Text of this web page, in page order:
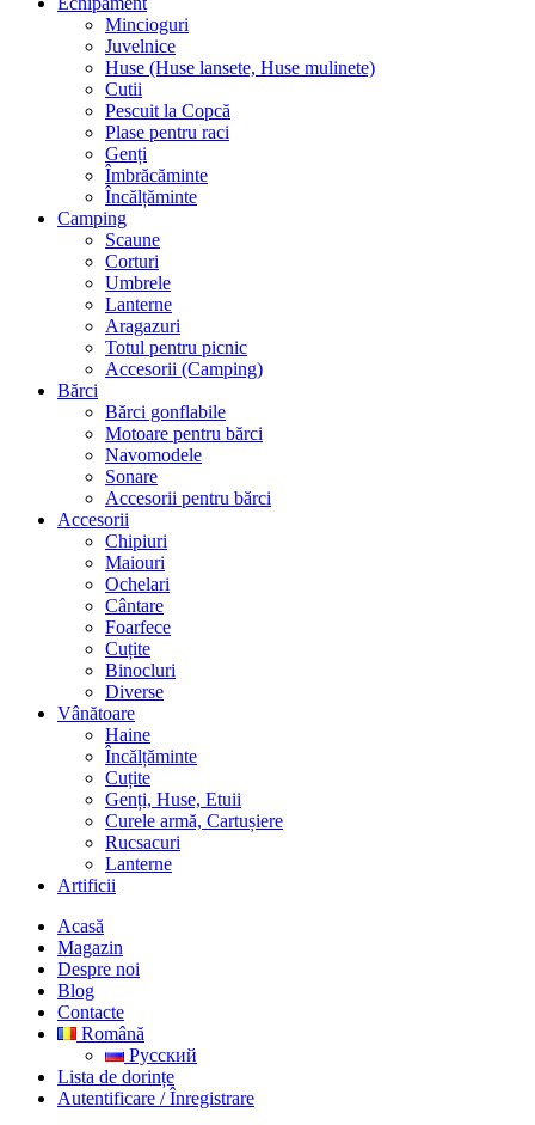
Mincioguri
Juvelnice
Huse (Huse lansete, Huse mulinete)
Cutii
Pescuit la Copcă
Plase pentru raci
Genți
Îmbrăcăminte
Încălțăminte
Camping
Scaune
Corturi
Umbrele
Lanterne
Aragazuri
Totul pentru picnic
Accesorii (Camping)
Bărci
Bărci gonflabile
Motoare pentru bărci
Navomodele
Sonare
Accesorii pentru bărci
Accesorii
Chipiuri
Maiouri
Ochelari
Cântare
Foarfece
Cuțite
Binocluri
Diverse
Vânătoare
Haine
Încălțăminte
Cuțite
Genți, Huse, Etuii
Curele armă, Cartușiere
Rucsacuri
Lanterne
Artificii
Acasă
Magazin
Despre noi
Blog
Contacte
Română
Русский
Lista de dorințe
Autentificare / Înregistrare